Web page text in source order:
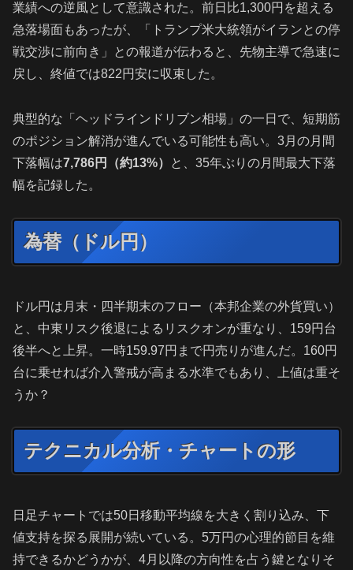
業績への逆風として意識された。前日比1,300円を超える
急落場面もあったが、「トランプ米大統領がイランとの停
戦交渉に前向き」との報道が伝わると、先物主導で急速に
戻し、終値では822円安に収束した。
典型的な「ヘッドラインドリブン相場」の一日で、短期筋
のポジション解消が進んでいる可能性も高い。3月の月間
下落幅は7,786円（約13%）
と、35年ぶりの月間最大下落
幅を記録した。
為替（ドル円）
ドル円は月末・四半期末のフロー（本邦企業の外貨買い）
と、中東リスク後退によるリスクオンが重なり、159円台
後半へと上昇。一時159.97円まで円売りが進んだ。160円
台に乗せれば介入警戒が高まる水準でもあり、上値は重そ
うか？
テクニカル分析・チャートの形
日足チャートでは50日移動平均線を大きく割り込み、下
値支持を探る展開が続いている。5万円の心理的節目を維
持できるかどうかが、4月以降の方向性を占う鍵となりそ